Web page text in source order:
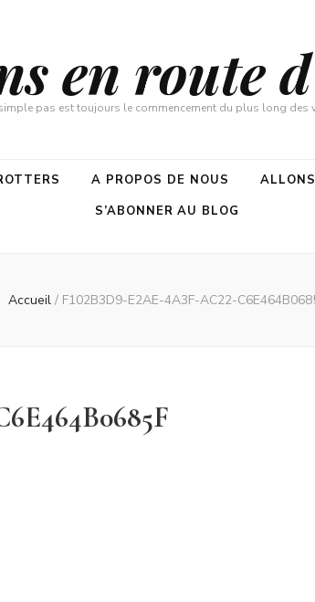
en route
pas est toujours le commencement du plus long des
A PROPOS DE NOUS
S’ABONNER AU BLOG
Accueil / F102B3D9-E2AE-4A3F-AC22-